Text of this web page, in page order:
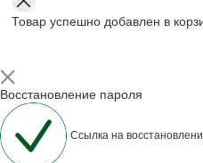
Товар успешно добавлен в
Восстановление пароля
Ссылка на